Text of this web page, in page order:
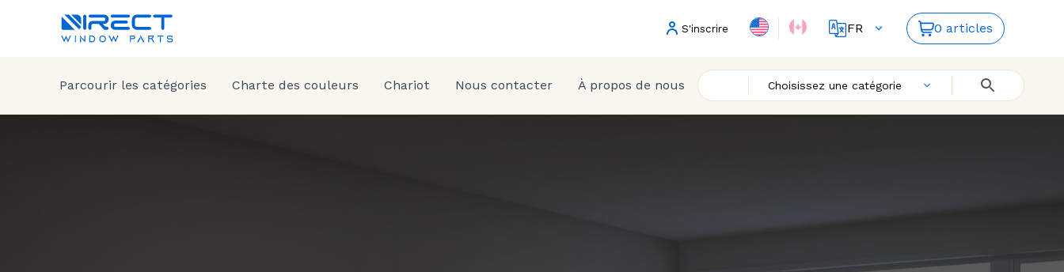
S'inscrire
FR
0 articles
Parcourir les catégories Charte des couleurs Chariot Nous contacter À propos de nous Choisissez une catégorie